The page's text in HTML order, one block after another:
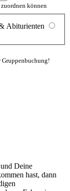
können
Abiturienten
Gruppenbuchung!
Deine
hast, dann